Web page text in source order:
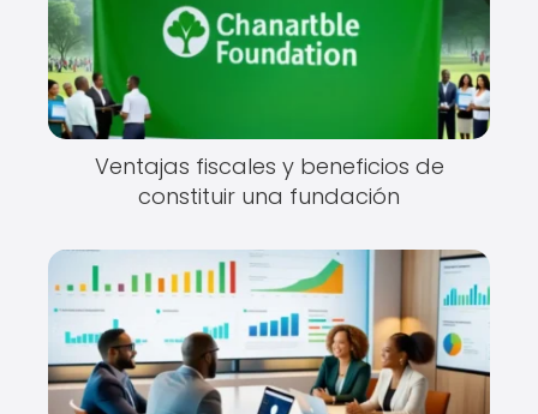
Ventajas fiscales y beneficios de
constituir una fundación